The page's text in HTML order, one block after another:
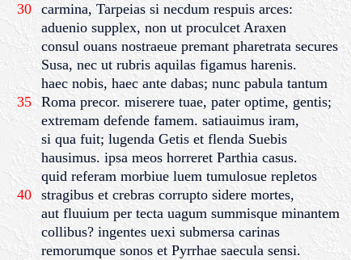
30 carmina, Tarpeias si necdum respuis arces:
aduenio supplex, non ut proculcet Araxen
consul ouans nostraeue premant pharetrata secures
Susa, nec ut rubris aquilas figamus harenis.
haec nobis, haec ante dabas; nunc pabula tantum
35 Roma precor. miserere tuae, pater optime, gentis;
extremam defende famem. satiauimus iram,
si qua fuit; lugenda Getis et flenda Suebis
hausimus. ipsa meos horreret Parthia casus.
quid referam morbiue luem tumulosue repletos
40 stragibus et crebras corrupto sidere mortes,
aut fluuium per tecta uagum summisque minantem
collibus? ingentes uexi submersa carinas
remorumque sonos et Pyrrhae saecula sensi.